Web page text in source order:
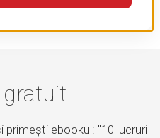
gratuit
ebookul: "10 lucruri